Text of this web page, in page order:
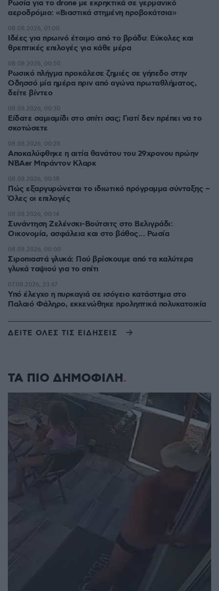
Ρωσία για το drone με εκρηκτικά σε γερμανικό
αεροδρόμιο: «Βιαστικά στημένη προβοκάτσια»
Ιδέες για πρωινό έτοιμο από το βράδυ: Εύκολες και
θρεπτικές επιλογές για κάθε μέρα
08.08.2026, 01:00
Ρωσικό πλήγμα προκάλεσε ζημιές σε γήπεδο στην
Οδησσό μία ημέρα πριν από αγώνα πρωταθλήματος,
δείτε βίντεο
08.08.2026, 00:50
Είδατε σαμιαμίδι στο σπίτι σας; Γιατί δεν πρέπει να το
σκοτώσετε
08.08.2026, 00:30
Αποκαλύφθηκε η αιτία θανάτου του 29χρονου πρώην
NBAer Μπράντον Κλαρκ
08.08.2026, 00:28
Πώς εξαργυρώνεται το ιδιωτικό πρόγραμμα σύνταξης –
Όλες οι επιλογές
08.08.2026, 00:18
Συνάντηση Ζελένσκι-Βούτσιτς στο Βελιγράδι:
Οικονομία, ασφάλεια και στο βάθος... Ρωσία
08.08.2026, 00:14
Σιροπιαστά γλυκά: Πού βρίσκουμε από τα καλύτερα
γλυκά ταψιού για το σπίτι
08.08.2026, 00:00
Υπό έλεγχο η πυρκαγιά σε ισόγειο κατάστημα στο
Παλαιό Φάληρο, εκκενώθηκε προληπτικά πολυκατοικία
07.08.2026, 23:47
ΔΕΙΤΕ ΟΛΕΣ ΤΙΣ ΕΙΔΗΣΕΙΣ
ΤΑ ΠΙΟ ΔΗΜΟΦΙΛΗ